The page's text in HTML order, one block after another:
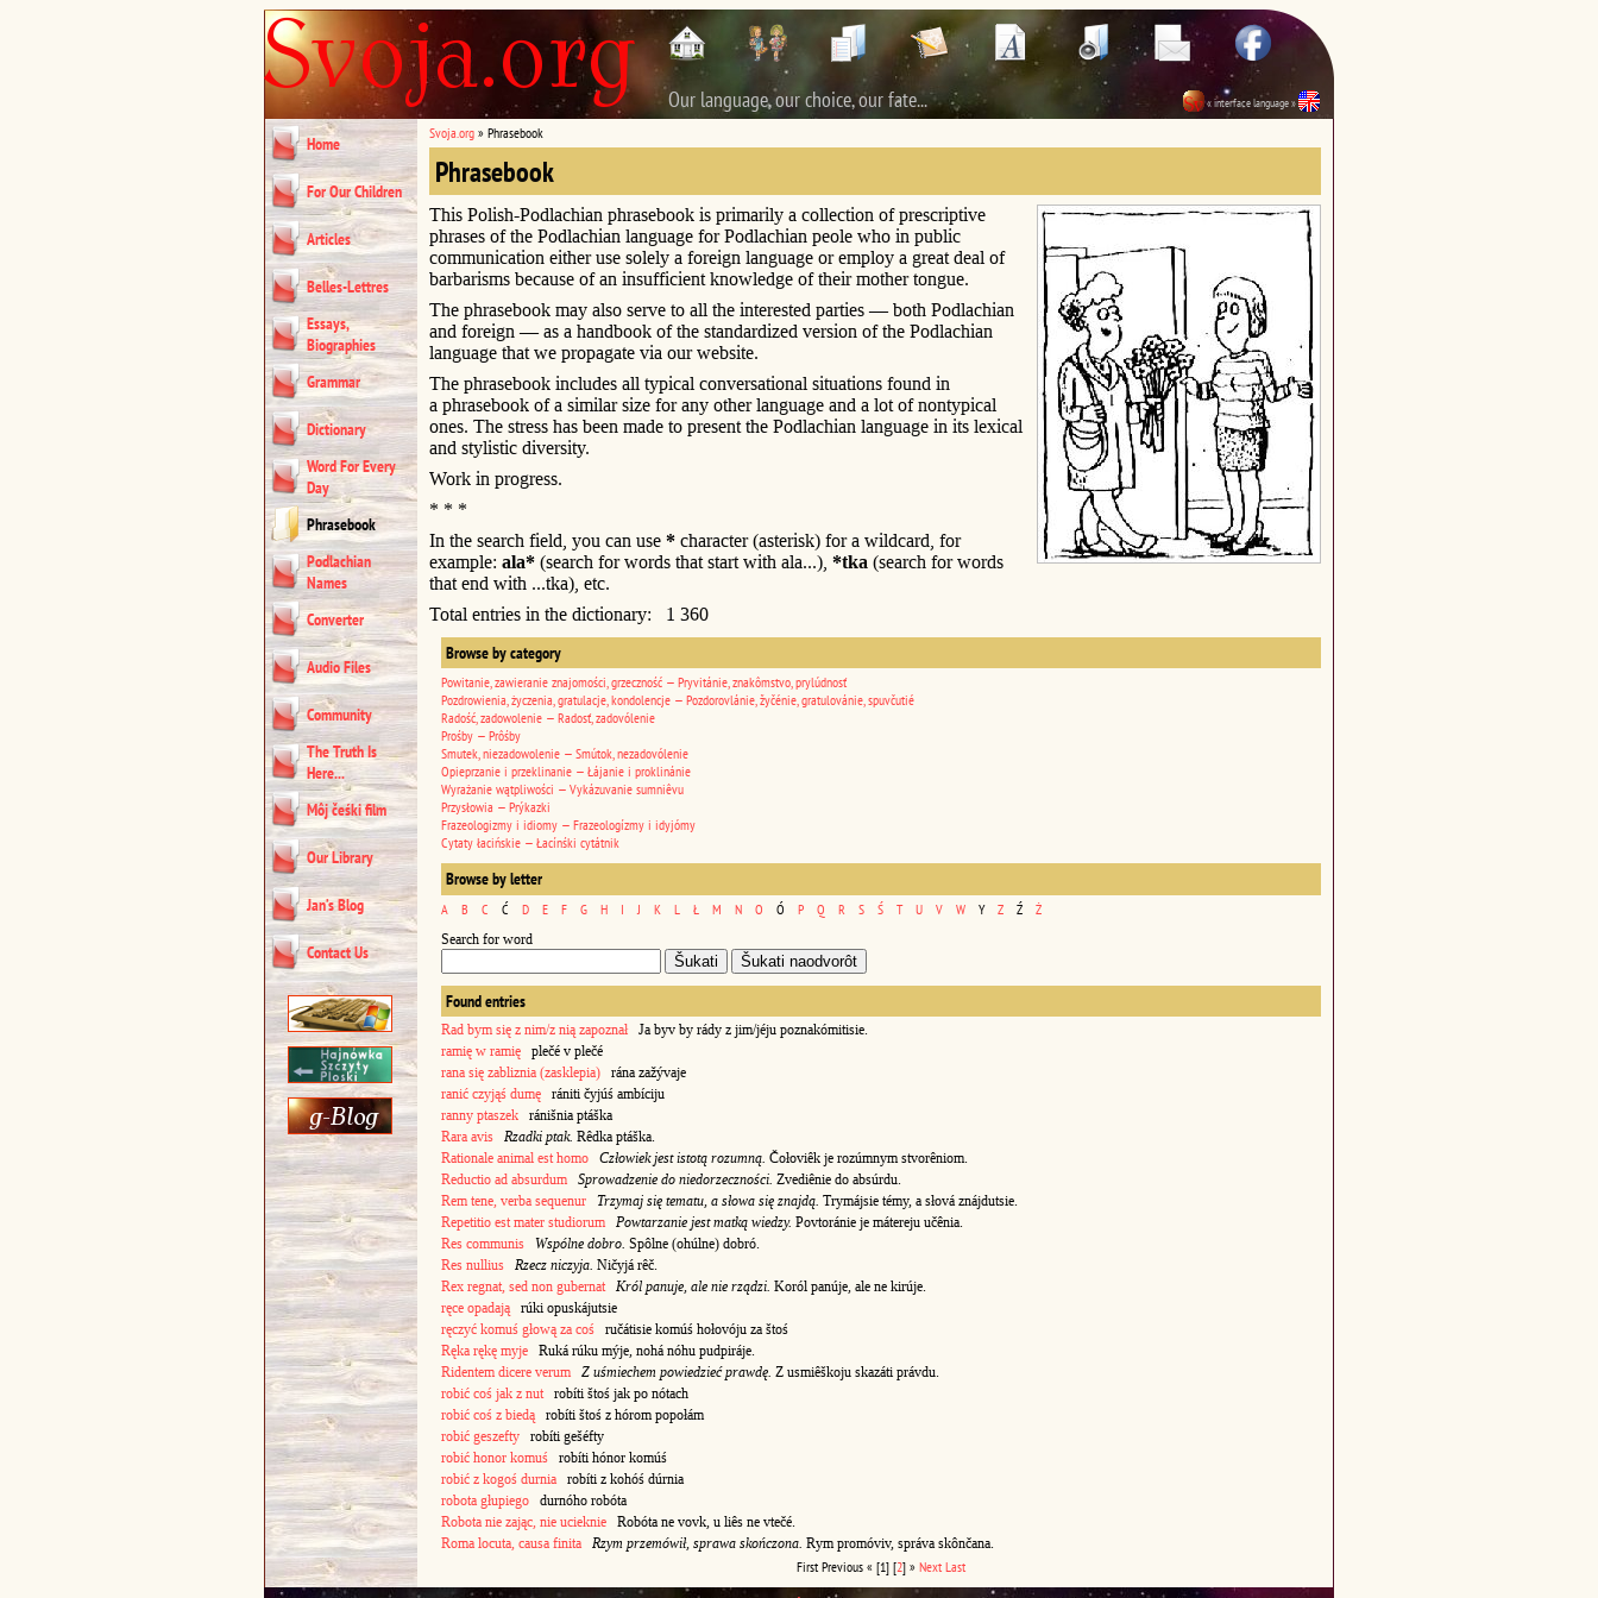
Our language, our choice, our fate... « interface language »
Home
For Our Children
Articles
Belles-Lettres
Essays,
Biographies
Grammar
Dictionary
Word For Every
Day
Phrasebook
Podlachian
Names
Converter
Audio Files
Community
The Truth Is
Here...
Môj čeśki film
Our Library
Jan’s Blog
Contact Us
Svoja.org » Phrasebook
Phrasebook
This Polish-Podlachian phrasebook is primarily a collection of prescriptive
phrases of the Podlachian language for Podlachian peole who in public
communication either use solely a foreign language or employ a great deal of
barbarisms because of an insufficient knowledge of their mother tongue.
The phrasebook may also serve to all the interested parties — both Podlachian
and foreign — as a handbook of the standardized version of the Podlachian
language that we propagate via our website.
The phrasebook includes all typical conversational situations found in
a phrasebook of a similar size for any other language and a lot of nontypical
ones. The stress has been made to present the Podlachian language in its lexical
and stylistic diversity.
Work in progress.
* * *
In the search field, you can use * character (asterisk) for a wildcard, for
example: ala* (search for words that start with ala...), *tka (search for words
that end with ...tka), etc.
Total entries in the dictionary: 1 360
Browse by category
Powitanie, zawieranie znajomości, grzeczność — Pryvitánie, znakômstvo, prylúdnosť
Pozdrowienia, życzenia, gratulacje, kondolencje — Pozdorovlánie, žyčénie, gratulovánie, spuvčutié
Radość, zadowolenie — Radosť, zadovólenie
Prośby — Prôśby
Smutek, niezadowolenie — Smútok, nezadovólenie
Opieprzanie i przeklinanie — Łájanie i proklinánie
Wyrażanie wątpliwości — Vykázuvanie sumniêvu
Przysłowia — Prýkazki
Frazeologizmy i idiomy — Frazeologízmy i idyjómy
Cytaty łacińskie — Łacínśki cytátnik
Browse by letter
A B C Ć D E F G H I J K L Ł M N O Ó P Q R S Ś T U V W Y Z Ź Ż
Search for word
Found entries
Rad bym się z nim/z nią zapoznałJa byv by rády z jim/jéju poznakómitisie.
ramię w ramię plečé v plečé
rana się zabliznia (zasklepia) rána zažývaje
ranić czyjąś dumę rániti čyjúś ambíciju
ranny ptaszek ránišnia ptáška
Rara avis
Rzadki ptak. Rêdka ptáška.
Rationale animal est homo
Człowiek jest istotą rozumną. Čołoviêk je rozúmnym stvorêniom.
Reductio ad absurdum
Sprowadzenie do niedorzeczności. Zvediênie do absúrdu.
Rem tene, verba sequenur
Trzymaj się tematu, a słowa się znajdą. Trymájsie témy, a słová znájdutsie.
Repetitio est mater studiorum
Powtarzanie jest matką wiedzy. Povtoránie je mátereju učênia.
Res communis
Wspólne dobro. Spôlne (ohúlne) dobró.
Res nullius
Rzecz niczyja. Ničyjá rêč.
Rex regnat, sed non gubernat
Król panuje, ale nie rządzi. Koról panúje, ale ne kirúje.
ręce opadają rúki opuskájutsie
ręczyć komuś głową za coś ručátisie komúś hołovóju za štoś
Ręka rękę myje Ruká rúku mýje, nohá nóhu pudpiráje.
Ridentem dicere verum
Z uśmiechem powiedzieć prawdę. Z usmiêškoju skazáti právdu.
robić coś jak z nutrobíti štoś jak po nótach
robić coś z biedą robíti štoś z hórom popołám
robić geszefty robíti gešéfty
robić honor komuś robíti hónor komúś
robić z kogoś durnia robíti z kohóś dúrnia
robota głupiego durnóho robóta
Robota nie zając, nie ucieknie Robóta ne vovk, u liês ne vtečé.
Roma locuta, causa finita
Rzym przemówił, sprawa skończona. Rym promóviv, správa skônčana.
First Previous « [1] [2] » Next Last